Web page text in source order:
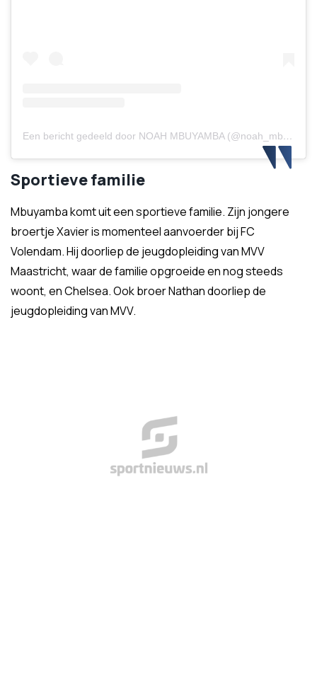
Een bericht gedeeld door NOAH MBUYAMBA (@noah_mbuyamba)
Sportieve familie
Mbuyamba komt uit een sportieve familie. Zijn jongere
broertje Xavier is momenteel aanvoerder bij FC
Volendam. Hij doorliep de jeugdopleiding van MVV
Maastricht, waar de familie opgroeide en nog steeds
woont, en Chelsea. Ook broer Nathan doorliep de
jeugdopleiding van MVV.